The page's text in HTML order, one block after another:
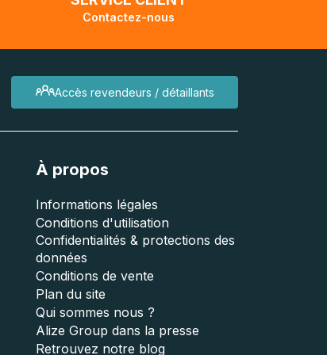
Contactez-nous
Accès revendeurs / détaillants
À propos
Informations légales
Conditions d'utilisation
Confidentialités & protections des
données
Conditions de vente
Plan du site
Qui sommes nous ?
Alize Group dans la presse
Retrouvez notre blog